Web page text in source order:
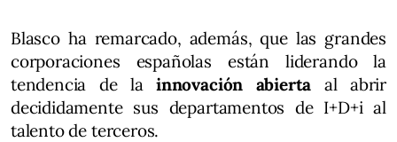
Blasco ha remarcado, además, que las grandes
corporaciones españolas están liderando la
tendencia de lainnovación abierta al abrir
decididamente sus departamentos de I+D+i al
talento de terceros.